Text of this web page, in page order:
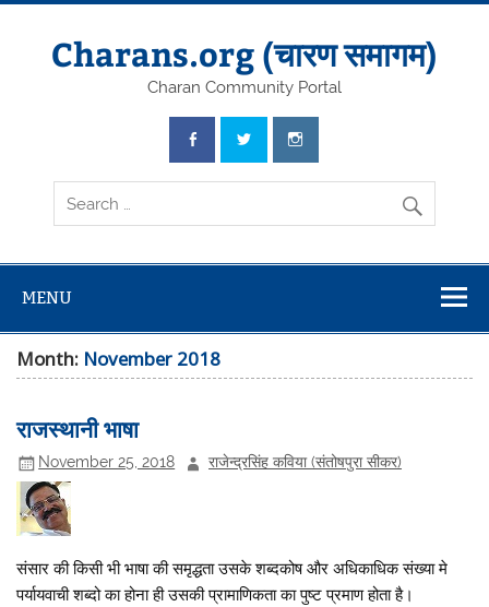
Skip
Charans.org (चारण समागम)
Charan Community Portal
MENU
Month: November 2018
राजस्थानी भाषा
November 25, 2018 राजेन्द्रसिंह कविया (संतोषपुरा सीकर)
संसार की किसी भी भाषा की समृद्धता उसके शब्दकोष और अधिकाधिक संख्या मे
पर्यायवाची शब्दो का होना ही उसकी प्रामाणिकता का पुष्ट प्रमाण होता है।